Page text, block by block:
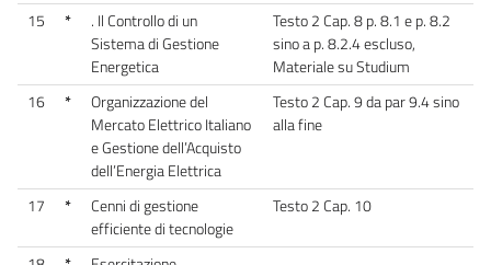
15 *
. Il Controllo di un
Sistema di Gestione
Energetica
Testo 2 Cap. 8 p. 8.1 e p. 8.2
sino a p. 8.2.4 escluso,
Materiale su Studium
16
*
Organizzazione del
Mercato Elettrico Italiano
e Gestione dell’Acquisto
dell’Energia Elettrica
Testo 2 Cap. 9 da par 9.4 sino
alla fine
17 *
Cenni di gestione
efficiente di tecnologie
Testo 2 Cap. 10